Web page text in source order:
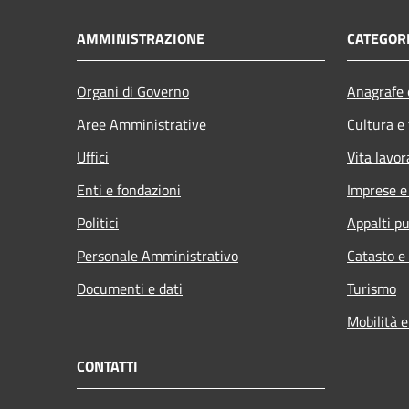
AMMINISTRAZIONE
Organi di Governo
Aree Amministrative
Uffici
Enti e fondazioni
Politici
Personale Amministrativo
Documenti e dati
Cultura
Vita
Imprese
Appalti
Catasto
Turismo
Mobilità
CONTATTI